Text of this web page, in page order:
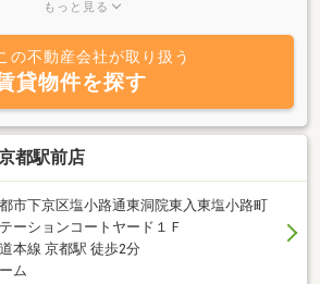
しをサポートさせていただきます。京都大
社大学、立命館学、龍谷大学まで新しく京
生さんのサポートもお任せください！信頼
ンドでお部屋探しをサポートさせていただ
もっと見る
の不動産会社が取り扱う
貸物件を探す
都駅前店
市下京区塩小路通東洞院東入東塩小路町
ーションコートヤード１Ｆ
本線 京都駅 徒歩2分
ム